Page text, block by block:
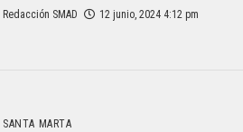
Redacción SMAD 12 junio, 2024 4:12 pm
SANTA MARTA